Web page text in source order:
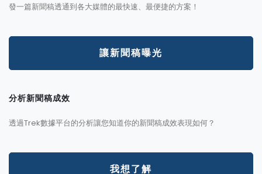
發一篇新聞稿透通到各大媒體的最快速、最便捷的方案！
讓新聞稿曝光
分析新聞稿成效
透過Trek數據平台的分析讓您知道你的新聞稿成效表現如何？
我想了解